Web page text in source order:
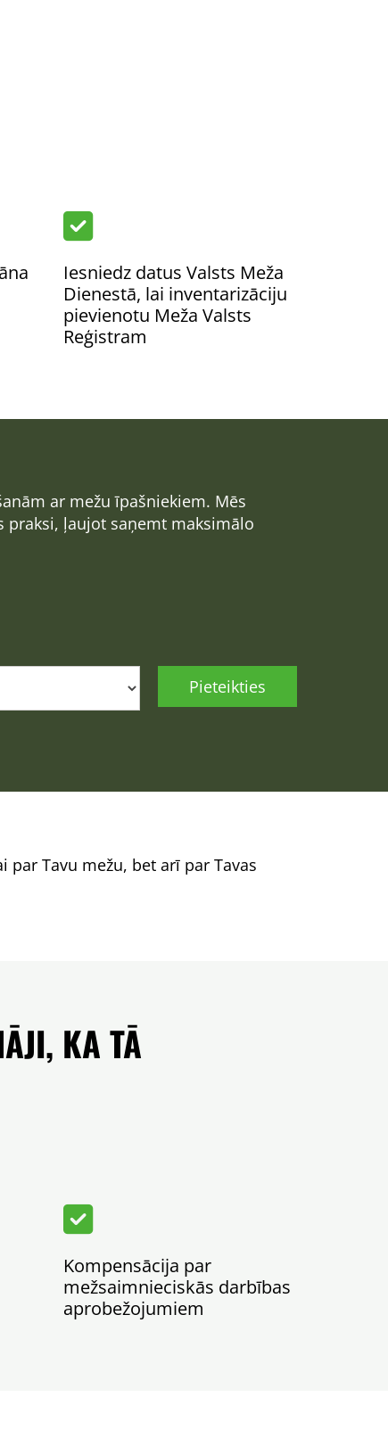

Iesniedz datus Valsts Meža
Dienestā, lai inventarizāciju
pievienotu Meža Valsts
Reģistram
ar mežu īpašniekiem. Mēs
praksi, ļaujot saņemt maksimālo
par Tavu mežu, bet arī par Tavas
KA TĀ

Kompensācija par
mežsaimnieciskās darbības
aprobežojumiem